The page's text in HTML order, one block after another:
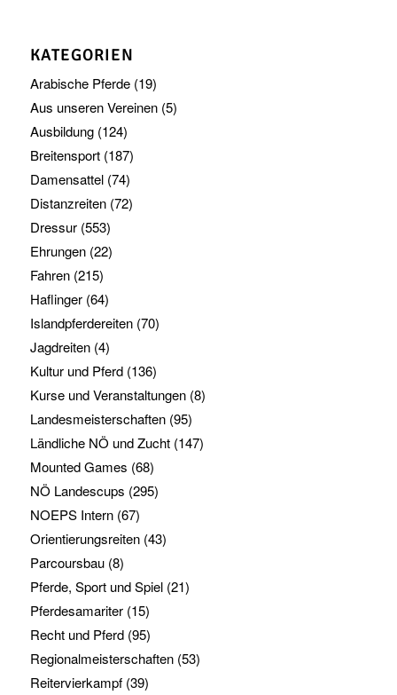
KATEGORIEN
Arabische Pferde(19)
Aus unseren Vereinen(5)
Ausbildung(124)
Breitensport(187)
Damensattel(74)
Distanzreiten(72)
Dressur(553)
Ehrungen(22)
Fahren(215)
Haflinger(64)
Islandpferdereiten(70)
Jagdreiten(4)
Kultur und Pferd(136)
Kurse und Veranstaltungen(8)
Landesmeisterschaften(95)
Ländliche NÖ und Zucht(147)
Mounted Games (68)
NÖ Landescups (295)
NOEPS Intern(67)
Orientierungsreiten(43)
Parcoursbau(8)
Pferde, Sport und Spiel(21)
Pferdesamariter(15)
Recht und Pferd(95)
Regionalmeisterschaften(53)
Reitervierkampf(39)